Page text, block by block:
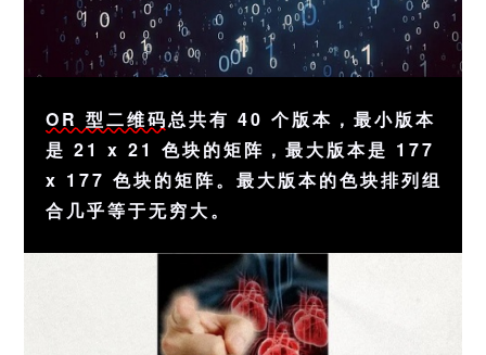
OR 型二维码总共有 40 个版本，最小版本
是 21 x 21 色块的矩阵，最大版本是 177
x 177 色块的矩阵。最大版本的色块排列组
合几乎等于无穷大。